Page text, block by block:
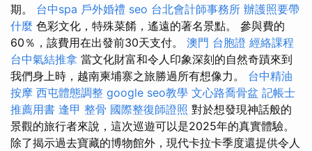
期。 台中spa 戶外婚禮 seo 台北會計師事務所 辦護照要帶
什麼 色彩文化，特殊菜餚，遙遠的著名景點。 參與費的
60％，該費用在出發前30天支付。 澳門 台胞證 經絡課程
台中氣結推拿 當文化財富和令人印象深刻的自然奇蹟來到
我們身上時，越南柬埔寨之旅勝過所有想像力。 台中精油
按摩 西屯體態調整 google seo教學 文心路喬骨盆 記帳士
推薦用書 逢甲 整骨 國際整復師證照 對於想發現神話般的
景觀的旅行者來說，這次巡遊可以是2025年的真實體驗。
除了揭示過去寶藏的博物館外，現代卡拉卡季度還提供令人